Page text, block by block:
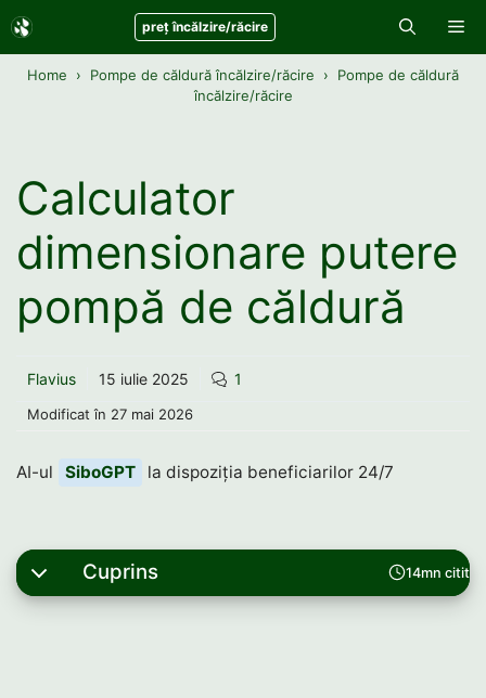
Sari
la
conținut
preț încălzire/răcire
Home Pompe de căldură încălzire/răcire
Pompe de căldură
încălzire/răcire
Calculator
dimensionare putere
pompă de căldură
Flavius 15 iulie 2025 1
Modificat în 27 mai 2026
AI-ul SiboGPT la dispoziția beneficiarilor 24/7
14mn citit
Cuprins